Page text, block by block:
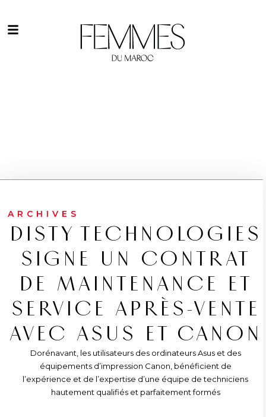
ARCHIVES
DISTY TECHNOLOGIES
SIGNE UN CONTRAT
DE MAINTENANCE ET
SERVICE APRÈS-VENTE
AVEC ASUS ET CANON
Dorénavant, les utilisateurs des ordinateurs Asus et des
équipements d’impression Canon, bénéficient de
l’expérience et de l’expertise d’une équipe de techniciens
hautement qualifiés et parfaitement formés